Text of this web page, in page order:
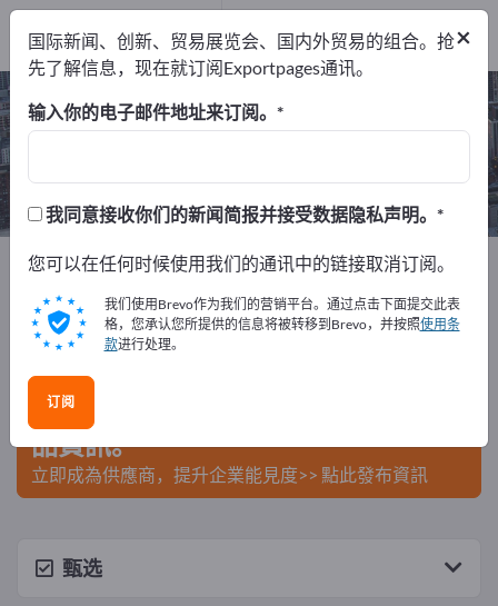
报关 – 查找制造商和供应商
1 1
出口商1
服务提供商1
Exportpages 商务服务 报关
在Exportpages免費刊登廣告！
在Exportpages上發布您的公司與產
品資訊。
立即成為供應商，提升企業能見度>> 點此發布資訊
甄选
×
国际新闻、创新、贸易展览会、国内外贸易的组合。抢
先了解信息，现在就订阅Exportpages通讯。
输入你的电子邮件地址来订阅。
我同意接收你们的新闻简报并接受数据隐私声明。
您可以在任何时候使用我们的通讯中的链接取消订阅。
我们使用Brevo作为我们的营销平台。通过点击下面提交此表
格，您承认您所提供的信息将被转移到Brevo，并按照使用条
款进行处理。
订阅